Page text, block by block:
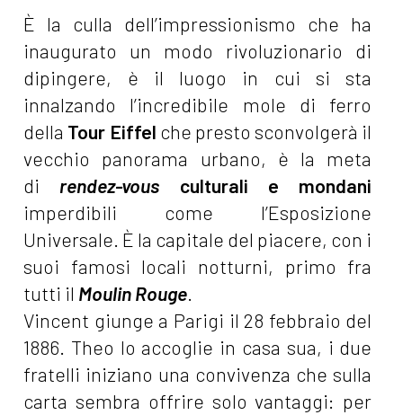
È la culla dell’impressionismo che ha
inaugurato un modo rivoluzionario di
dipingere, è il luogo in cui si sta
innalzando l’incredibile mole di ferro
della Tour Eiffel che presto sconvolgerà il
vecchio panorama urbano, è la meta
di rendez-vous culturali e mondani
imperdibili come l’Esposizione
Universale. È la capitale del piacere, con i
suoi famosi locali notturni, primo fra
tutti il Moulin Rouge
Vincent giunge a Parigi il 28 febbraio del
1886. Theo lo accoglie in casa sua, i due
fratelli iniziano una convivenza che sulla
carta sembra offrire solo vantaggi: per